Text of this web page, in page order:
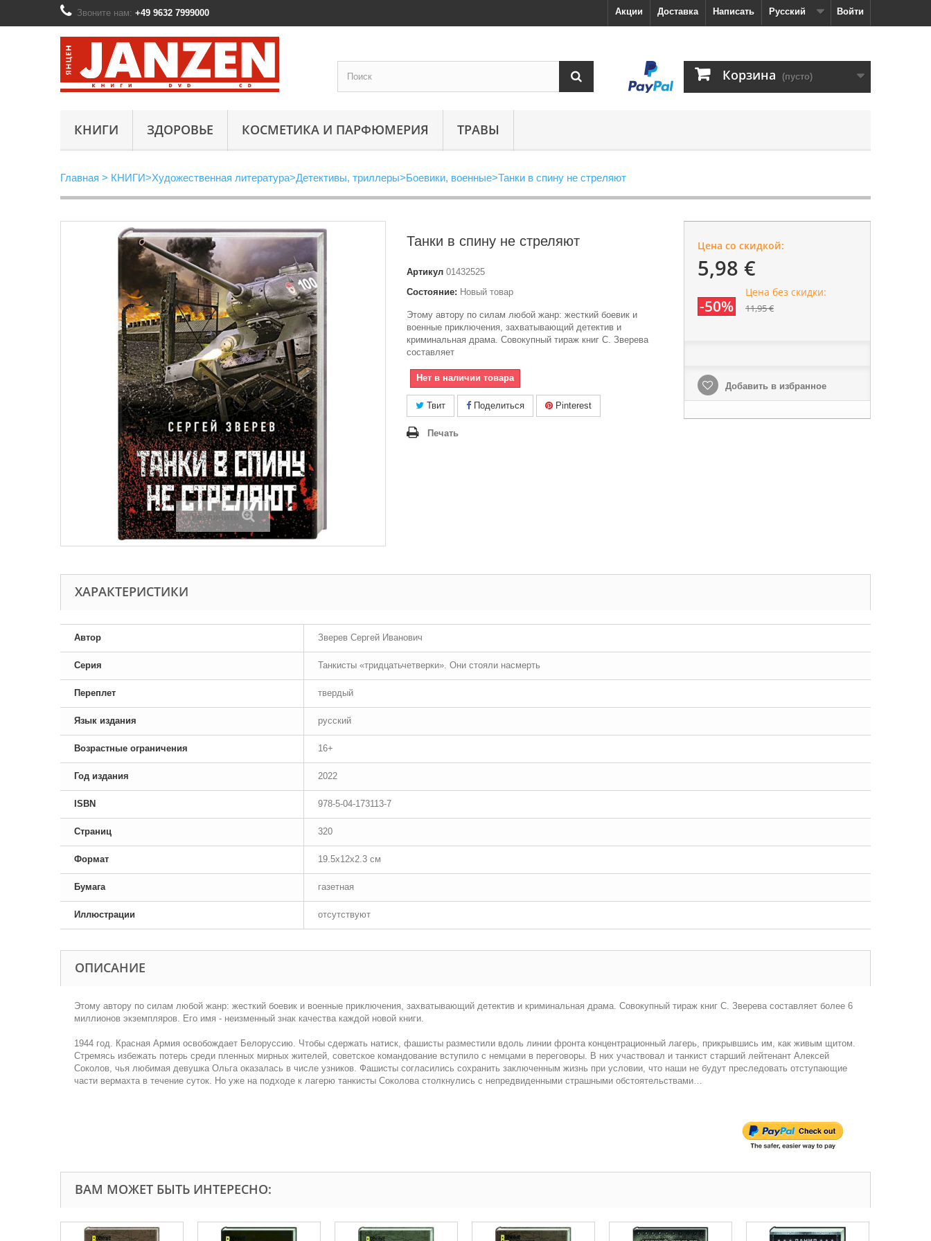
Войти
Русский
Написать
Доставка
Акции
Звоните нам: +49 9632 7999000
Корзина (пусто)
КНИГИ ЗДОРОВЬЕ КОСМЕТИКА И ПАРФЮМЕРИЯ ТРАВЫ
Главная > КНИГИ>Художественная литература>Детективы, триллеры>Боевики, военные>Танки в спину не стреляют
Увеличить
Танки в спину не стреляют
Артикул 01432525
Состояние: Новый товар
Этому автору по силам любой жанр: жесткий боевик и
военные приключения, захватывающий детектив и
криминальная драма. Совокупный тираж книг С. Зверева
составляет
Нет в наличии товара
Твит Поделиться Pinterest
Печать
Цена со скидкой:
5,98 €
-50%
Цена без скидки:
11,95 €
Добавить в избранное
ХАРАКТЕРИСТИКИ
Автор Зверев Сергей Иванович
Серия Танкисты «тридцатьчетверки». Они стояли насмерть
Переплет твердый
Язык издания русский
Возрастные ограничения 16+
Год издания 2022
ISBN 978-5-04-173113-7
Страниц 320
Формат 19.5x12x2.3 см
Бумага газетная
Иллюстрации отсутствуют
ОПИСАНИЕ
Этому автору по силам любой жанр: жесткий боевик и военные приключения, захватывающий детектив и криминальная драма. Совокупный тираж книг С. Зверева составляет более 6
миллионов экземпляров. Его имя - неизменный знак качества каждой новой книги.
1944 год. Красная Армия освобождает Белоруссию. Чтобы сдержать натиск, фашисты разместили вдоль линии фронта концентрационный лагерь, прикрывшись им, как живым щитом.
Стремясь избежать потерь среди пленных мирных жителей, советское командование вступило с немцами в переговоры. В них участвовал и танкист старший лейтенант Алексей
Соколов, чья любимая девушка Ольга оказалась в числе узников. Фашисты согласились сохранить заключенным жизнь при условии, что наши не будут преследовать отступающие
части вермахта в течение суток. Но уже на подходе к лагерю танкисты Соколова столкнулись с непредвиденными страшными обстоятельствами…
ВАМ МОЖЕТ БЫТЬ ИНТЕРЕСНО: